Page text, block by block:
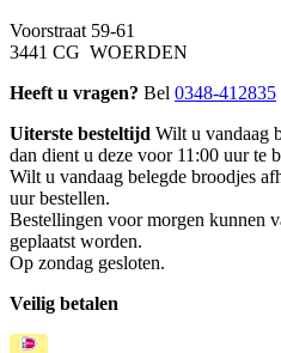
Voorstraat 59-61
3441 CG WOERDEN
Heeft u vragen? Bel 0348-412835
Uiterste besteltijd Wilt u vandaag
dan dient u deze voor 11:00 uur te
Wilt u vandaag belegde broodjes
uur bestellen.
Bestellingen voor morgen kunnen
geplaatst worden.
Op zondag gesloten.
Veilig betalen